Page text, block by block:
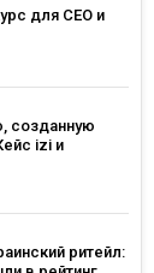
для CEO и
созданную
izi и
ритейл: